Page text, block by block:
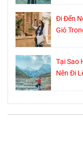
sống
đời hơn
Đi Đến
Gió
Dương
Tại Sao
Nên Đi